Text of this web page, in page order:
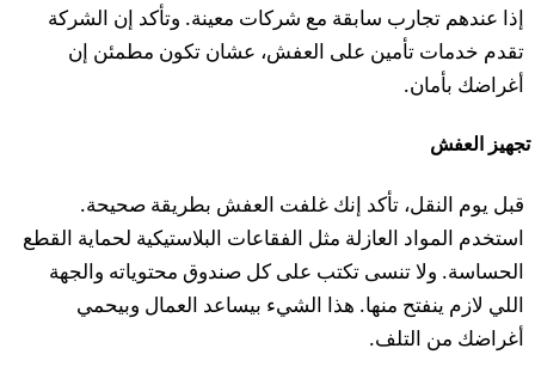
إذا عندهم تجارب سابقة مع شركات معينة. وتأكد إن الشركة
تقدم خدمات تأمين على العفش، عشان تكون مطمئن إن
أغراضك بأمان.
تجهيز العفش
قبل يوم النقل، تأكد إنك غلفت العفش بطريقة صحيحة.
استخدم المواد العازلة مثل الفقاعات البلاستيكية لحماية القطع
الحساسة. ولا تنسى تكتب على كل صندوق محتوياته والجهة
اللي لازم ينفتح منها. هذا الشيء بيساعد العمال وبيحمي
أغراضك من التلف.